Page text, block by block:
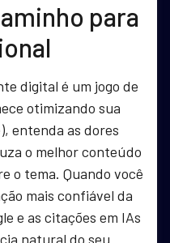
para
digital é um jogo de
otimizando sua
entenda as dores
o melhor conteúdo
o tema. Quando você
mais confiável da
e as citações em IAs
natural do seu